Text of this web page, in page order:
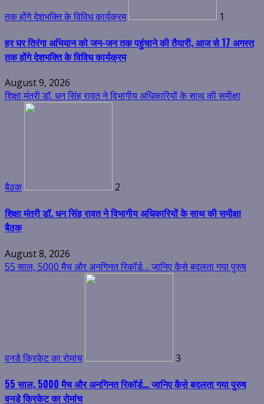
तक होंगे देशभक्ति के विविध कार्यक्रम 1
हर घर तिरंगा अभियान को जन-जन तक पहुंचाने की तैयारी, आज से 17 अगस्त
तक होंगे देशभक्ति के विविध कार्यक्रम
August 9, 2026
शिक्षा मंत्री डॉ. धन सिंह रावत ने विभागीय अधिकारियों के साथ की समीक्षा
बैठक 2
शिक्षा मंत्री डॉ. धन सिंह रावत ने विभागीय अधिकारियों के साथ की समीक्षा
बैठक
August 8, 2026
55 साल, 5000 मैच और अनगिनत रिकॉर्ड… जानिए कैसे बदलता गया पुरुष
वनडे क्रिकेट का रोमांच 3
55 साल, 5000 मैच और अनगिनत रिकॉर्ड… जानिए कैसे बदलता गया पुरुष
वनडे क्रिकेट का रोमांच